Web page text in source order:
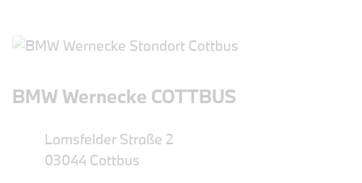
BMW Wernecke COTTBUS
Lamsfelder Straße 2
03044 Cottbus